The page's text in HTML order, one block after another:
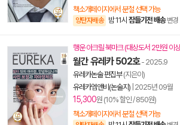
책소개페이지에서 분철 선택 가능
양탄자배송 밤 11시 잠들기전 배송 변경
행운 아크릴 북마크 (대상도서 2만원 이
월간 유레카 502호- 2025.9
유레카논술 편집부(지은이)
유레카엠앤비(논술지) 2025년 09월
15,300원 (10% 할인 / 850원)
책소개페이지에서 분철 선택 가능